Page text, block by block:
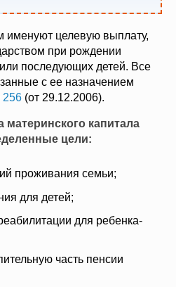
именуют целевую выплату,
при рождении
последующих детей. Все
с ее назначением
(от 29.12.2006).
материнского капитала
цели:
проживания семьи;
для детей;
для ребенка-
часть пенсии